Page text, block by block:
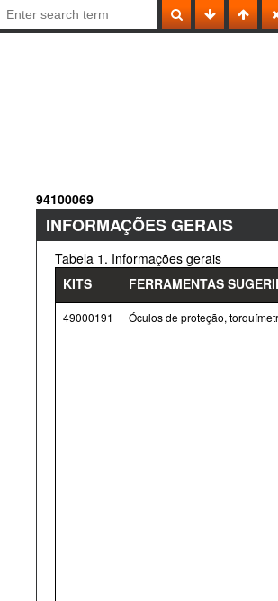
94100069
INFORMAÇÕES GERAIS
Tabela 1. Informações gerais
KITS
FERRAMENTAS
49000191 Óculos de proteção,